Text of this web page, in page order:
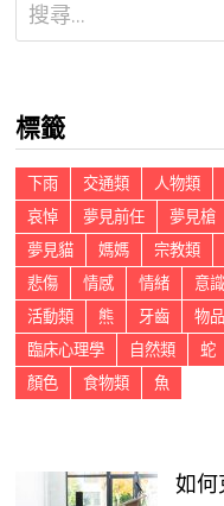
尋
字:
標籤
下雨 交通類 人物類
哀悼
夢見前任 夢見槍
夢見貓
媽媽 宗教類
悲傷
情感 情緒 意識
活動類
熊 牙齒 物
臨床心理學
自然類 蛇
顏色
食物類 魚
如何